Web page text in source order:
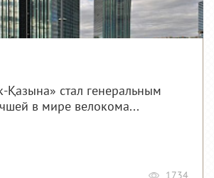
стал генеральным
в мире велокома...
1734